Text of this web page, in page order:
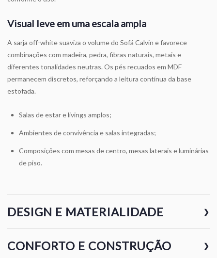
Visual leve em uma escala ampla
A sarja off-white suaviza o volume do Sofá Calvin e favorece
combinações com madeira, pedra, fibras naturais, metais e
diferentes tonalidades neutras. Os pés recuados em MDF
permanecem discretos, reforçando a leitura contínua da base
estofada.
Salas de estar e livings amplos;
Ambientes de convivência e salas integradas;
Composições com mesas de centro, mesas laterais e luminárias
de piso.
DESIGN E MATERIALIDADE ❯
CONFORTO E CONSTRUÇÃO ❯